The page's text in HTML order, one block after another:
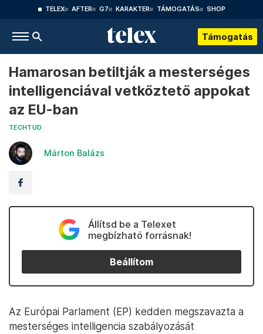
TELEX AFTER G7 KARAKTER TÁMOGATÁS SHOP
Támogatás
Hamarosan betiltják a mesterséges
intelligenciával vetkőztető appokat
az EU-ban
TECHTUD
Márton Balázs
Állítsd be a Telexet
megbízható forrásnak!
Beállítom
Az Európai Parlament (EP) kedden megszavazta a
mesterséges intelligencia szabályozását